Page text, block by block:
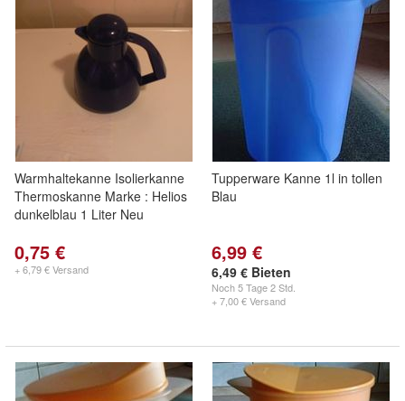
Warmhaltekanne Isolierkanne
Thermoskanne Marke : Helios
dunkelblau 1 Liter Neu
0,75 €
+ 6,79 € Versand
Tupperware Kanne 1l in tollen
Blau
6,99 €
6,49 € Bieten
Noch5 Tage 2 Std.
+ 7,00 € Versand